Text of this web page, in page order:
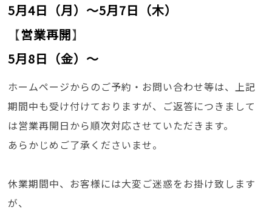
5月4日（月）～5月7日（木）
【営業再開】
5月8日（金）〜
ホームページからのご予約・お問い合わせ等は、上記
期間中も受け付けておりますが、ご返答につきまして
は営業再開日から順次対応させていただきます。
あらかじめご了承くださいませ。
休業期間中、お客様には大変ご迷惑をお掛け致します
が、